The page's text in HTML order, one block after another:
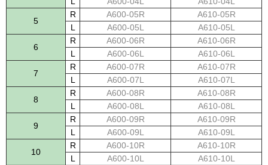
5
R A600-05R
A610-05R
L
A600-05L A610-05L
6
R A600-06R
A610-06R
L
A600-06L A610-06L
7
R A600-07R
A610-07R
L
A600-07L A610-07L
8
R A600-08R
A610-08R
L
A600-08L A610-08L
9
R A600-09R
A610-09R
L
A600-09L A610-09L
10
R A600-10R
A610-10R
L
A600-10L A610-10L